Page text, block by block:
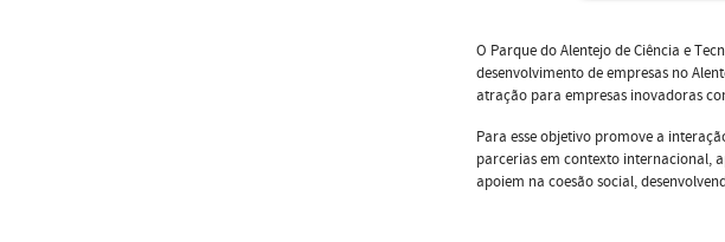
O Parque do Alentejo de Ciência e
desenvolvimento de empresas no
atração para empresas inovadoras
Para esse objetivo promove a
parcerias em contexto internacional,
apoiem na coesão social,